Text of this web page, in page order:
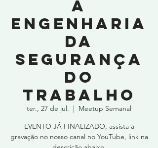
A
Engenharia
da
Segurança
do
Trabalho
ter., 27 de jul.
  |
Meetup Semanal
EVENTO JÁ FINALIZADO, assista a
gravação no nosso canal no YouTube, link na